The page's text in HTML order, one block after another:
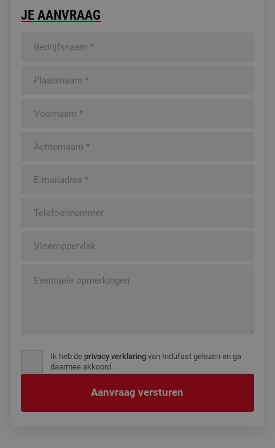
JE AANVRAAG
Ik heb de privacy verklaring van Indufast gelezen en ga
daarmee akkoord.